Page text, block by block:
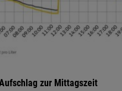
zur Mittagszeit